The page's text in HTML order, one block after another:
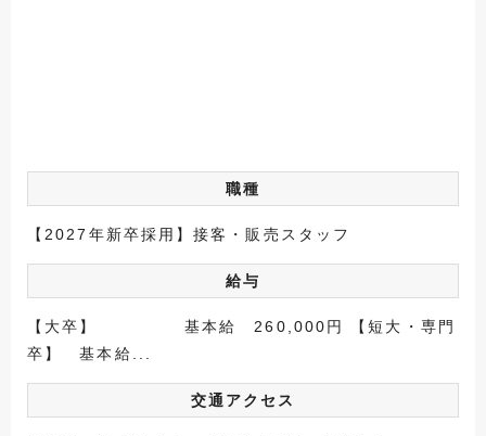
職種
【2027年新卒採用】接客・販売スタッフ
給与
【大卒】 基本給 260,000円 【短大・専門
卒】 基本給...
交通アクセス